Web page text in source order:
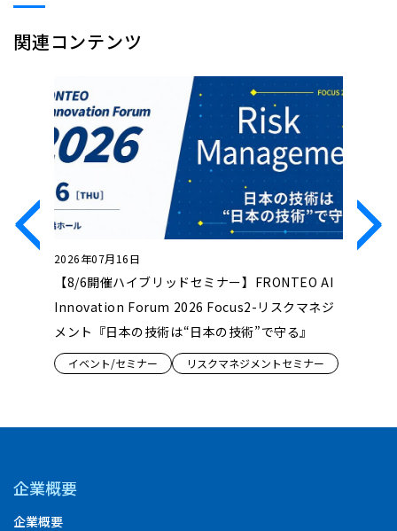
関連コンテンツ
2026年07月16日
【8/6開催ハイブリッドセミナー】FRONTEO AI
Innovation Forum 2026 Focus2-リスクマネジ
メント『日本の技術は“日本の技術”で守る』
イベント/セミナー リスクマネジメントセミナー
企業概要
企業概要